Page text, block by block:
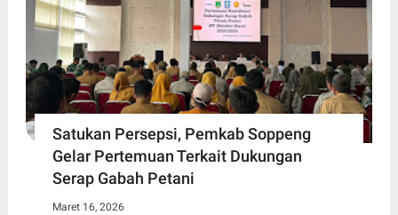
Satukan Persepsi, Pemkab Soppeng
Gelar Pertemuan Terkait Dukungan
Serap Gabah Petani
Maret 16, 2026